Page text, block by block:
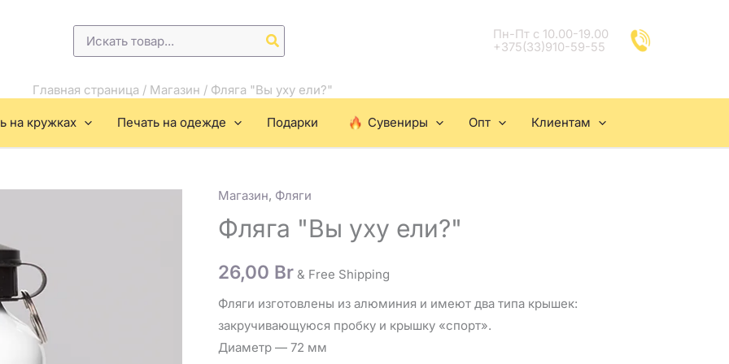
Пн-Пт с 10.00-19.00
+375(33)910-59-55
Главная страница / Магазин / Фляга "Вы уху ели?"
на кружках Печать на одежде Подарки Сувениры Опт Клиентам
Магазин, Фляги
Фляга "Вы уху ели?"
26,00 Br & Free Shipping
Фляги изготовлены из алюминия и имеют два типа крышек:
закручивающуюся пробку и крышку «спорт».
Диаметр — 72 мм
Количество
товара
Фляга
"Вы
ели?"